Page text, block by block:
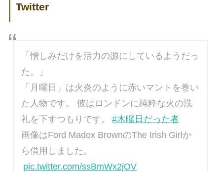
Twitter
「憎しみだけを活力の源にしているようだっ
た。」
「月曜日」は火炎のように赤いマントを巻い
た人物です。 彼はロンドンに純粋な火の洗
礼を下すつもりです。
#木曜日だった者
画像はFord Madox BrownのThe Irish Girlか
ら借用しました。
pic.twitter.com/ssBmWx2jOV